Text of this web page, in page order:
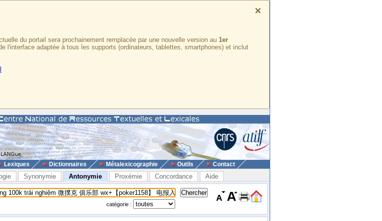
×
du portail sera prochainement remplacée par une nouvelle version au 1er
l'interface adaptée à tous les supports (ordinateurs, tablettes, smartphones) et inclut
Lexiques Dictionnaires Métalexicographie Outils Contact
Synonymie Antonymie Proxémie Concordance Aide
catégorie :